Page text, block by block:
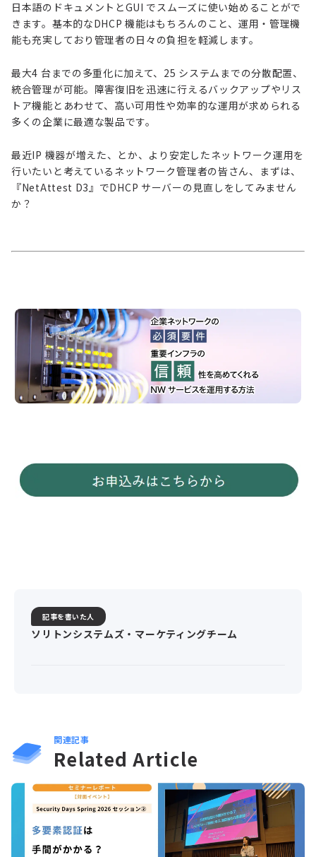
日本語のドキュメントとGUI でスムーズに使い始めることがで
きます。基本的なDHCP 機能はもちろんのこと、運用・管理機
能も充実しており管理者の日々の負担を軽減します。
最大4 台までの多重化に加えて、25 システムまでの分散配置、
統合管理が可能。障害復旧を迅速に行えるバックアップやリス
トア機能とあわせて、高い可用性や効率的な運用が求められる
多くの企業に最適な製品です。
最近IP 機器が増えた、とか、より安定したネットワーク運用を
行いたいと考えているネットワーク管理者の皆さん、まずは、
『NetAttest D3』でDHCP サーバーの見直しをしてみません
か？
記事を書いた人
ソリトンシステムズ・マーケティングチーム
関連記事
Related Article